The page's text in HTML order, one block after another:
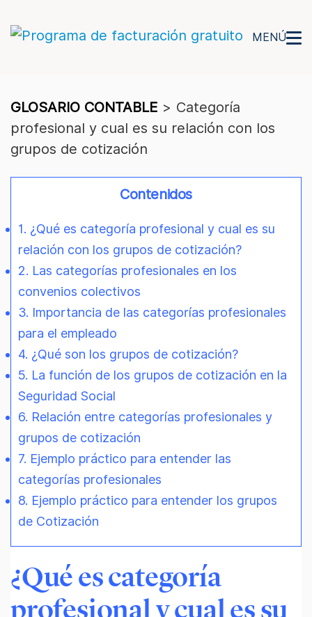
MENÚ
GLOSARIO CONTABLE > Categoría
profesional y cual es su relación con los
grupos de cotización
Contenidos
1. ¿Qué es categoría profesional y cual es su
relación con los grupos de cotización?
2. Las categorías profesionales en los
convenios colectivos
3. Importancia de las categorías profesionales
para el empleado
4. ¿Qué son los grupos de cotización?
5. La función de los grupos de cotización en la
Seguridad Social
6. Relación entre categorías profesionales y
grupos de cotización
7. Ejemplo práctico para entender las
categorías profesionales
8. Ejemplo práctico para entender los grupos
de Cotización
¿Qué es categoría
profesional y cual es su